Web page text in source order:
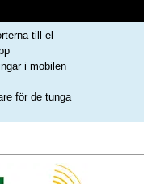
till el
i mobilen
för de tunga